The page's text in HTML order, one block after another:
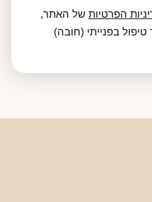
הפרטיותשל האתר,
בפנייתי (חובה)